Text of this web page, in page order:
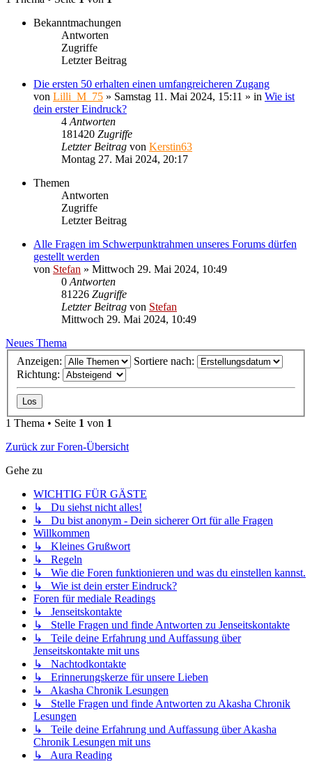
Bekanntmachungen
Antworten
Zugriffe
Letzter Beitrag
Die ersten 50 erhalten einen umfangreicheren Zugang
von Lilli_M_75 » Samstag 11. Mai 2024, 15:11 » in Wie ist
dein erster Eindruck?
4 Antworten
181420 Zugriffe
Letzter Beitrag von Kerstin63
Montag 27. Mai 2024, 20:17
Themen
Antworten
Zugriffe
Letzter Beitrag
Alle Fragen im Schwerpunktrahmen unseres Forums dürfen
gestellt werden
von Stefan » Mittwoch 29. Mai 2024, 10:49
0 Antworten
81226 Zugriffe
Letzter Beitrag von Stefan
Mittwoch 29. Mai 2024, 10:49
Neues Thema
Anzeigen:
Sortiere nach:
Richtung:
1 Thema • Seite 1 von 1
Zurück zur Foren-Übersicht
Gehe zu
WICHTIG FÜR GÄSTE
↳ Du siehst nicht alles!
↳ Du bist anonym - Dein sicherer Ort für alle Fragen
Willkommen
↳ Kleines Grußwort
↳ Regeln
↳ Wie die Foren funktionieren und was du einstellen kannst.
↳ Wie ist dein erster Eindruck?
Foren für mediale Readings
↳ Jenseitskontakte
↳ Stelle Fragen und finde Antworten zu Jenseitskontakte
↳ Teile deine Erfahrung und Auffassung über
Jenseitskontakte mit uns
↳ Nachtodkontakte
↳ Erinnerungskerze für unsere Lieben
↳ Akasha Chronik Lesungen
↳ Stelle Fragen und finde Antworten zu Akasha Chronik
Lesungen
↳ Teile deine Erfahrung und Auffassung über Akasha
Chronik Lesungen mit uns
↳ Aura Reading